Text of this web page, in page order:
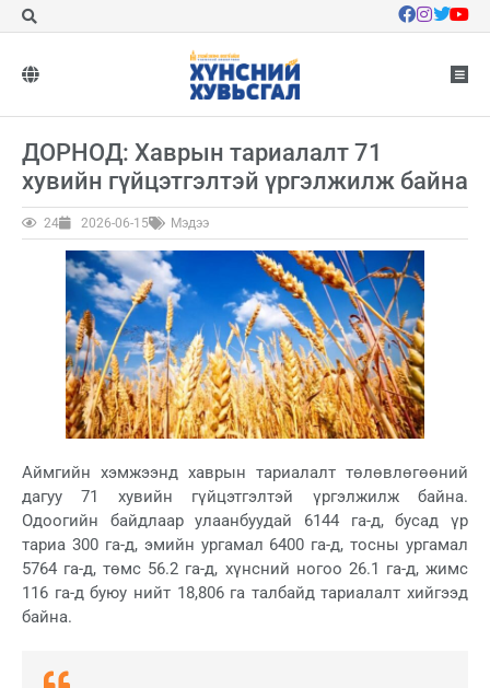
ДОРНОД: Хаврын тариалалт 71
хувийн гүйцэтгэлтэй үргэлжилж байна
24 2026-06-15 Мэдээ
Аймгийн хэмжээнд хаврын тариалалт төлөвлөгөөний
дагуу 71 хувийн гүйцэтгэлтэй үргэлжилж байна.
Одоогийн байдлаар улаанбуудай 6144 га-д, бусад үр
тариа 300 га-д, эмийн ургамал 6400 га-д, тосны ургамал
5764 га-д, төмс 56.2 га-д, хүнсний ногоо 26.1 га-д, жимс
116 га-д буюу нийт 18,806 га талбайд тариалалт хийгээд
байна.